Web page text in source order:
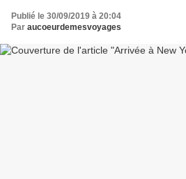
Publié le 30/09/2019 à 20:04
Par aucoeurdemesvoyages